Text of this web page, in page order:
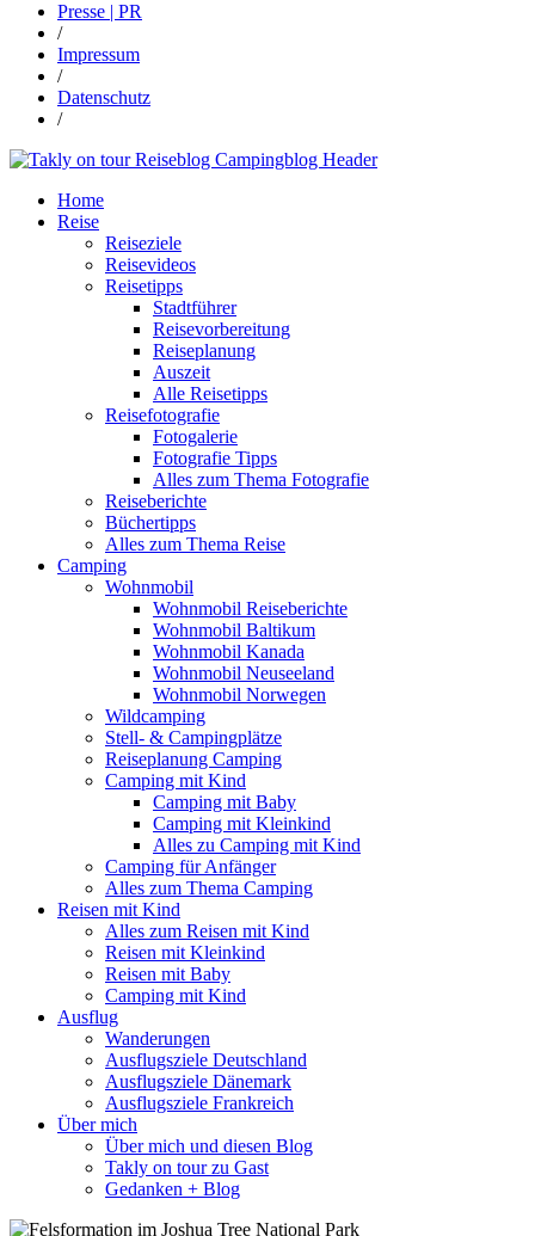
Presse | PR
/
Impressum
/
Datenschutz
/
Home
Reise
Reiseziele
Reisevideos
Reisetipps
Stadtführer
Reisevorbereitung
Reiseplanung
Auszeit
Alle Reisetipps
Reisefotografie
Fotogalerie
Fotografie Tipps
Alles zum Thema Fotografie
Reiseberichte
Büchertipps
Alles zum Thema Reise
Camping
Wohnmobil
Wohnmobil Reiseberichte
Wohnmobil Baltikum
Wohnmobil Kanada
Wohnmobil Neuseeland
Wohnmobil Norwegen
Wildcamping
Stell- & Campingplätze
Reiseplanung Camping
Camping mit Kind
Camping mit Baby
Camping mit Kleinkind
Alles zu Camping mit Kind
Camping für Anfänger
Alles zum Thema Camping
Reisen mit Kind
Alles zum Reisen mit Kind
Reisen mit Kleinkind
Reisen mit Baby
Camping mit Kind
Ausflug
Wanderungen
Ausflugsziele Deutschland
Ausflugsziele Dänemark
Ausflugsziele Frankreich
Über mich
Über mich und diesen Blog
Takly on tour zu Gast
Gedanken + Blog